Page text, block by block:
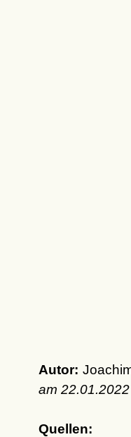
Autor:
am 22.01.2022
Quellen: